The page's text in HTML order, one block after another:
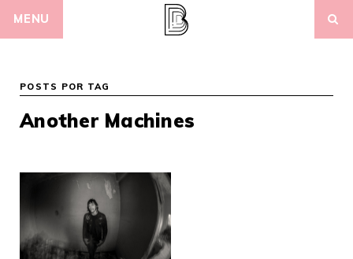
MENU
POSTS POR TAG
Another Machines